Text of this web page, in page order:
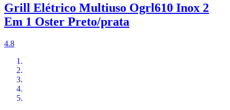
Grill Elétrico Multiuso Ogrl610 Inox 2
Em 1 Oster Preto/prata
4.8